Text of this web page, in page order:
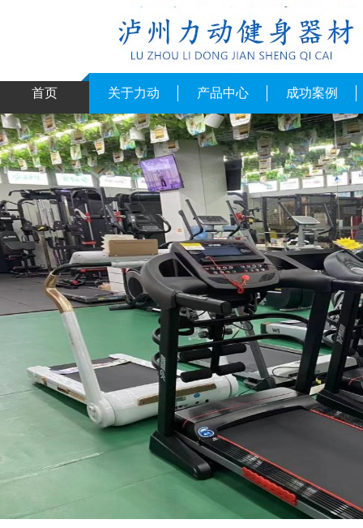
首页 关于力动 产品中心 成功案例